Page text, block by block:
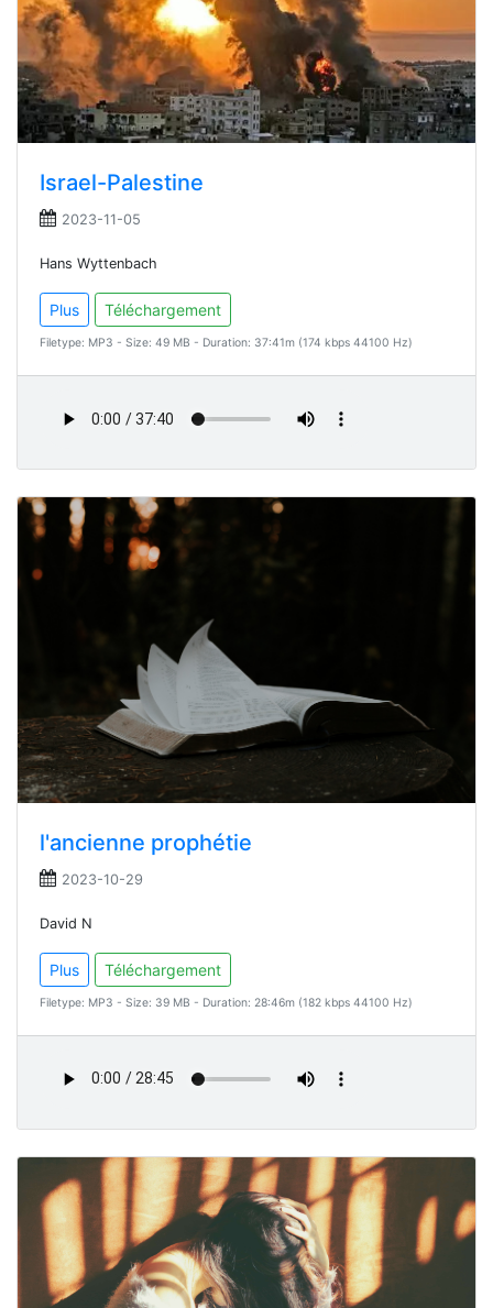
Israel-Palestine
2023-11-05
Hans Wyttenbach
Plus Téléchargement
Filetype: MP3 - Size: 49 MB - Duration: 37:41m (174 kbps 44100 Hz)
l'ancienne prophétie
2023-10-29
David N
Plus Téléchargement
Filetype: MP3 - Size: 39 MB - Duration: 28:46m (182 kbps 44100 Hz)